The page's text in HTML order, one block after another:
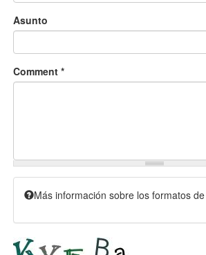
Asunto
Comment *
Más información sobre los formatos